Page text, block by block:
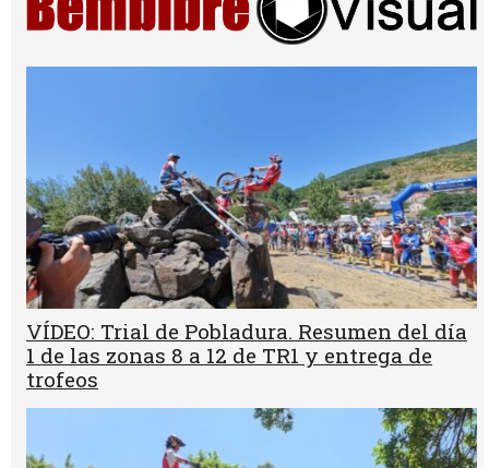
VÍDEO: Trial de Pobladura. Resumen del día
1 de las zonas 8 a 12 de TR1 y entrega de
trofeos